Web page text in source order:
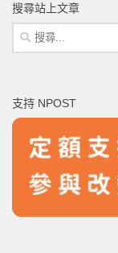
搜尋站上文章
搜
尋
字:
支持 NPOST